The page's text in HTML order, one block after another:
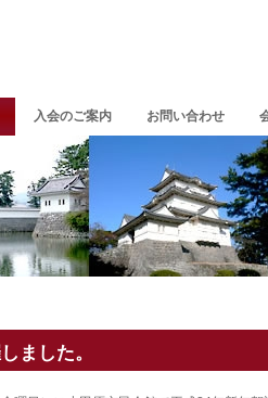
入会のご案内 お問い合わせ
ました。